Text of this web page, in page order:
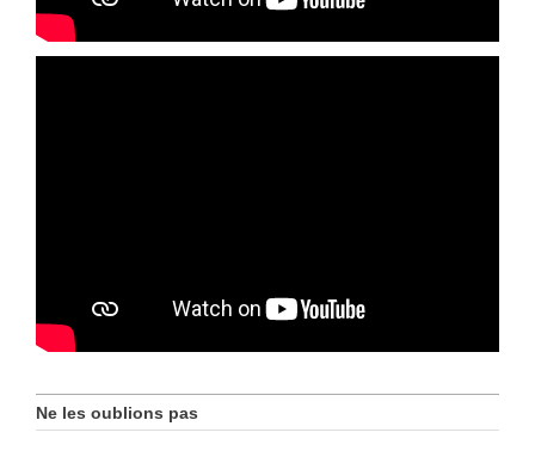
Ne les oublions pas